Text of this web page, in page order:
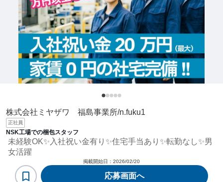
株式会社ミヤザワ 福島事業所/n.fuku1
正社員
NSK工場での梱包スタッフ
未経験OK✨入社祝い金有り✨住宅手当あり✨転勤なし✨男
女活躍
掲載開始日： 2026/02/20
応募画面へ